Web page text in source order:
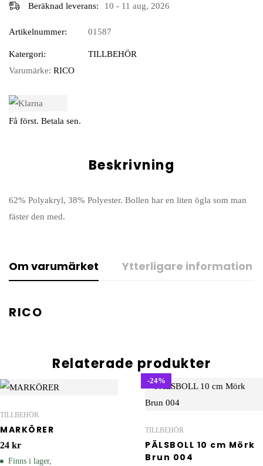
Beräknad leverans: 10 - 11 aug, 2026
Artikelnummer: 01587
Katergori:
TILLBEHÖR
Varumärke: RICO
Få först. Betala sen.
Beskrivning
62% Polyakryl, 38% Polyester. Bollen har en liten ögla som man
fäster den med.
Om varumärket Ytterligare information
RICO
Relaterade produkter
TILLBEHÖR
MARKÖRER
24 kr
Finns i lager,
-24%
TILLBEHÖR
PÄLSBOLL 10 cm Mörk
Brun 004